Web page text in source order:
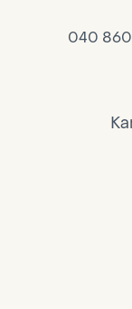
040 860